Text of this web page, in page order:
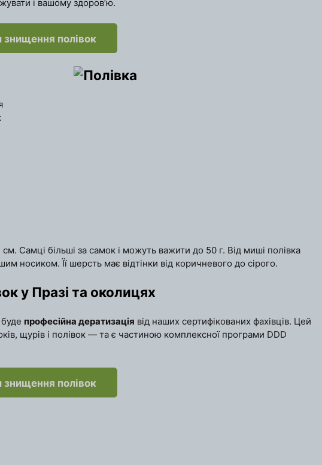
і вашому здоров’ю.
знищення полівок
Самці більші за самок і можуть важити до 50 г. Від миші полівка
носиком. Її шерсть має відтінки від коричневого до сірого.
у Празі та околицях
професійна дератизація від наших сертифікованих фахівців. Цей
щурів і полівок — та є частиною комплексної програми DDD
знищення полівок